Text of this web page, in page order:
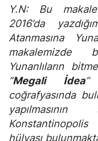
Y.N: Bu
2016’da
Atanmasına
makalemizde
Yunanlıların
“Megali İdea”
coğrafyasında
yapılmasının
hülyası